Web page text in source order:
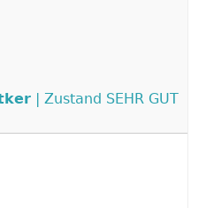
| Zustand SEHR GUT